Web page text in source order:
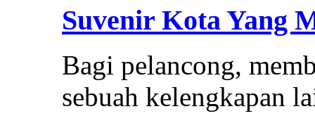
Suvenir Kota Yang
Bagi pelancong,
sebuah kelengkapan